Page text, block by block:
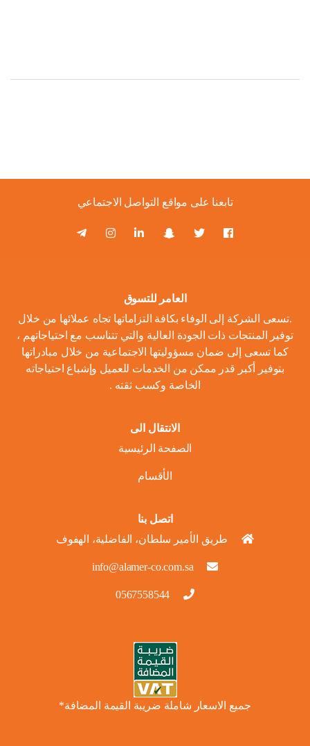
تابعنا على مواقع التواصل الاجتماعي
العامر للتسوق
.تسعى الشركة إلى الوفاء بكافة التزاماتها تجاه عملائها من خلال
توفير المنتجات ذات الجودة العالية والتي تتناسب مع احتياجاتهم ،
كما تسعى إلى ضمان مسؤوليتها الاجتماعية من خلال مبادراتها
بتوفير أكبر قدر ممكن من الخدمات للعميل وإشباع احتياجاته
الخاصة وكسب ثقته .
الانتقال الى
الصفحة الرئيسية
الأقسام
اتصل بنا
طريق الأمير سلطان، الفاضلية، الهفوف
info@alamer-co.com.sa
0567558544
جميع الاسعار شاملة ضريبة القيمة المضافة*